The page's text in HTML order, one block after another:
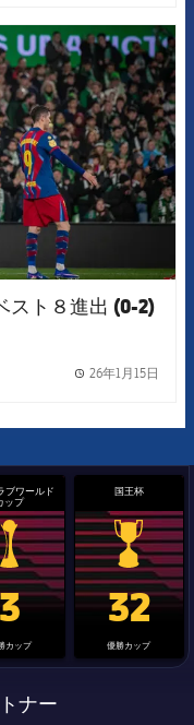
badge
スト８進出 (0-2)
26年1月15日
trophy
ブワールド
ップ
label.aria.clubworldcup
カップ
国王杯
国王杯
32
優勝カップ
ナー